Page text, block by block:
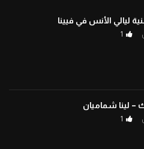
ليالي الأنس في فيينا
1
– لينا شماميان
1